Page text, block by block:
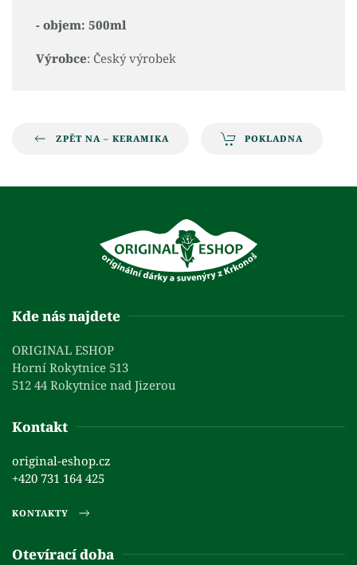
- objem: 500ml
Výrobce: Český výrobek
ZPĚT NA – KERAMIKA POKLADNA
Kde nás najdete
ORIGINAL ESHOP
Horní Rokytnice 513
512 44 Rokytnice nad Jizerou
Kontakt
original-eshop.cz
+420 731 164 425
KONTAKTY
Otevírací doba